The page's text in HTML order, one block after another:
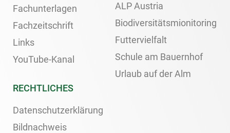
Fachunterlagen
Fachzeitschrift
Links
YouTube-Kanal
ALP Austria
Biodiversitätsmionitoring
Futtervielfalt
Schule am Bauernhof
Urlaub auf der Alm
RECHTLICHES
Datenschutzerklärung
Bildnachweis